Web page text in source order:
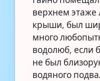
верхнем этаже
крыши, был
много
водолюб, если
не был
водяного